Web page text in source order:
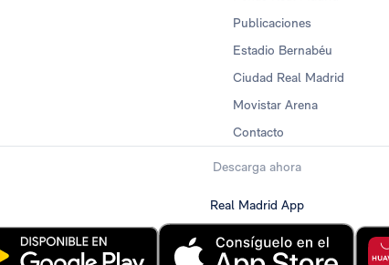
Publicaciones
Estadio Bernabéu
Ciudad Real Madrid
Movistar Arena
Contacto
Descarga ahora
Real Madrid App